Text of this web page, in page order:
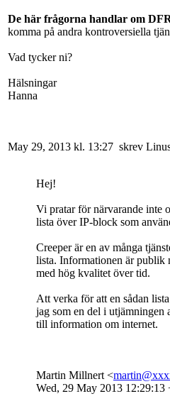
De här frågorna handlar om
komma på andra kontroversiella
Vad tycker ni?
Hälsningar
Hanna
May 29, 2013 kl. 13:27 skrev
Hej!
Vi pratar för närvarande inte
lista över IP-block som
Creeper är en av många
lista. Informationen är publik
med hög kvalitet över tid.
Att verka för att en sådan
jag som en del i utjämningen
till information om internet.
Martin Millnert <
Wed, 29 May 2013 12:29:13